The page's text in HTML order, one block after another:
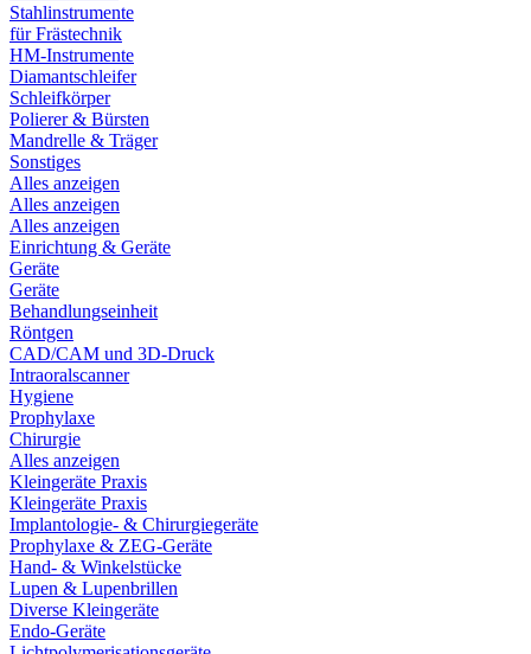
Stahlinstrumente
für Frästechnik
HM-Instrumente
Diamantschleifer
Schleifkörper
Polierer & Bürsten
Mandrelle & Träger
Sonstiges
Alles anzeigen
Alles anzeigen
Alles anzeigen
Einrichtung & Geräte
Geräte
Geräte
Behandlungseinheit
Röntgen
CAD/CAM und 3D-Druck
Intraoralscanner
Hygiene
Prophylaxe
Chirurgie
Alles anzeigen
Kleingeräte Praxis
Kleingeräte Praxis
Implantologie- & Chirurgiegeräte
Prophylaxe & ZEG-Geräte
Hand- & Winkelstücke
Lupen & Lupenbrillen
Diverse Kleingeräte
Endo-Geräte